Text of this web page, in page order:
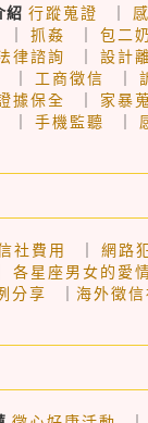
紹 行蹤蒐證 ｜
｜ 抓姦 ｜ 包二奶
律諮詢 ｜ 設計
｜ 工商徵信 ｜
據保全 ｜ 家暴
｜ 手機監聽 ｜
社費用 ｜ 網路
各星座男女的愛
分享 ｜ 海外徵信